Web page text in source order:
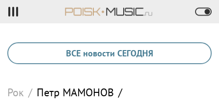
ВСЕ новости СЕГОДНЯ
Рок / Петр МАМОНОВ /